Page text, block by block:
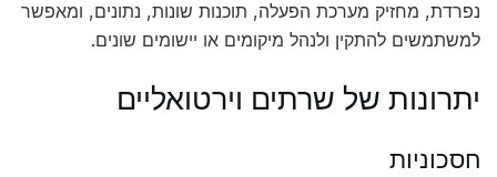
נפרדת, מחזיק מערכת הפעלה, תוכנות שונות, נתונים, ומאפשר
למשתמשים להתקין ולנהל מיקומים או יישומים שונים.
יתרונות של שרתים וירטואליים
חסכוניות